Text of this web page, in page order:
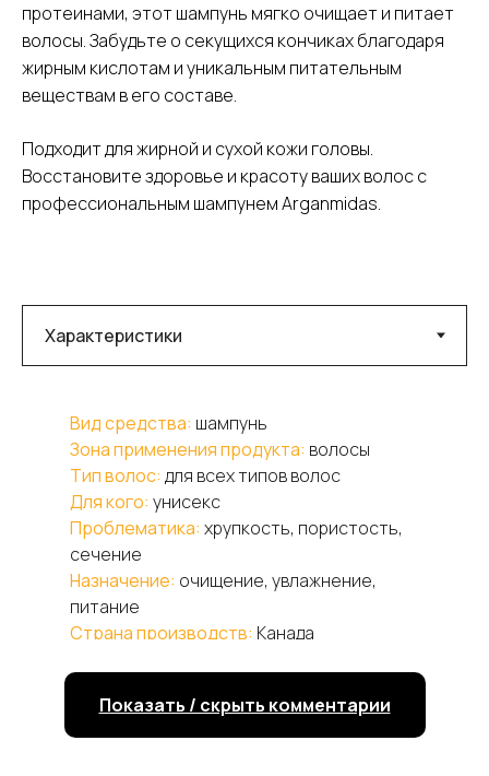
протеинами, этот шампунь мягко очищает и питает
волосы. Забудьте о секущихся кончиках благодаря
жирным кислотам и уникальным питательным
веществам в его составе.
Подходит для жирной и сухой кожи головы.
Восстановите здоровье и красоту ваших волос с
профессиональным шампунем Arganmidas.
Вид средства: шампунь
Зона применения продукта: волосы
Тип волос: для всех типов волос
Для кого: унисекс
Проблематика: хрупкость, пористость,
сечение
Назначение: очищение, увлажнение,
питание
Страна производств: Канада
курьером по г. Санкт-Петербургу
бесплатно
необходимости повторите. Для
наилучшего результата после мытья
Показать / скрыть комментарии